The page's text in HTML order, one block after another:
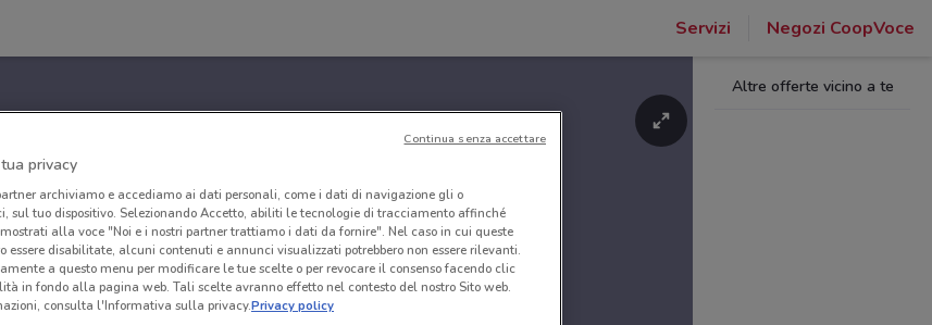
Servizi Negozi CoopVoce
Altre offerte vicino a te
privacy
archiviamo e accediamo ai dati personali, come i dati di navigazione gli o
sul tuo dispositivo. Selezionando Accetto, abiliti le tecnologie di tracciamento affinché
alla voce "Noi e i nostri partner trattiamo i dati da fornire". Nel caso in cui queste
essere disabilitate, alcuni contenuti e annunci visualizzati potrebbero non essere rilevanti.
a questo menu per modificare le tue scelte o per revocare il consenso facendo clic
in fondo alla pagina web. Tali scelte avranno effetto nel contesto del nostro Sito web.
consulta l'Informativa sulla privacy.Privacy policy
Continua senza accettare